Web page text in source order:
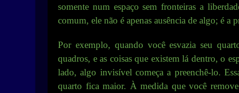
somente num espaço sem fronteiras a
comum, ele não é apenas ausência de algo; é a
Por exemplo, quando você esvazia seu
quadros, e as coisas que existem lá dentro, o
lado, algo invisível começa a preenchê-lo.
quarto fica maior. À medida que você